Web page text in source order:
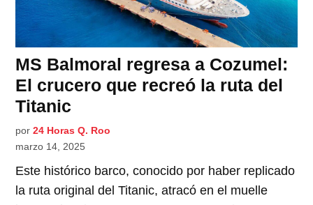
MS Balmoral regresa a Cozumel:
El crucero que recreó la ruta del
Titanic
por 24 Horas Q. Roo
marzo 14, 2025
Este histórico barco, conocido por haber replicado
la ruta original del Titanic, atracó en el muelle